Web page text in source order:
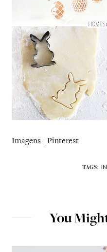
Imagens | Pinterest
TAGS:
You